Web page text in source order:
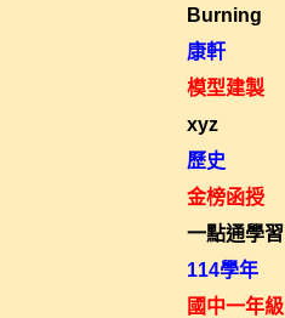
Burning
康軒
模型建製
xyz
歷史
金榜函授
一點通學習
114學年
國中一年級